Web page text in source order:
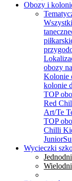
Obozy i
taneczne
obozy
Kolonie
kolonie
TOP
Red
Art/Te
TOP
Chilli
Junior
Wycieczki